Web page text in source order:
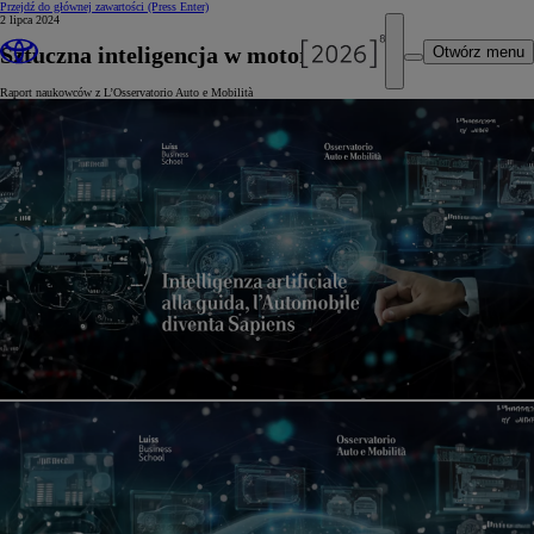
Przejdź do głównej zawartości (Press Enter)
Otwórz menu
2 lipca 2024
Sztuczna inteligencja w motoryzacji
Raport naukowców z L’Osservatorio Auto e Mobilità